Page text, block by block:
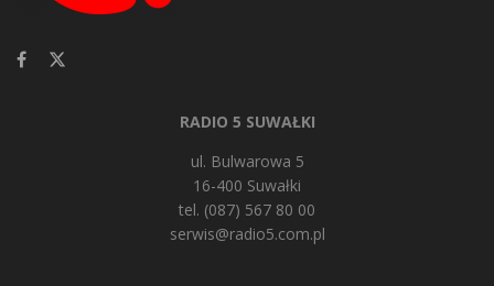
RADIO 5 SUWAŁKI
ul. Bulwarowa 5
16-400 Suwałki
tel. (087) 567 80 00
serwis@radio5.com.pl